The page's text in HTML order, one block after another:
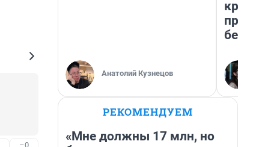
–0
Анатолий Кузнецов
РЕКОМЕНДУЕМ
«Мне должны 17 млн, но